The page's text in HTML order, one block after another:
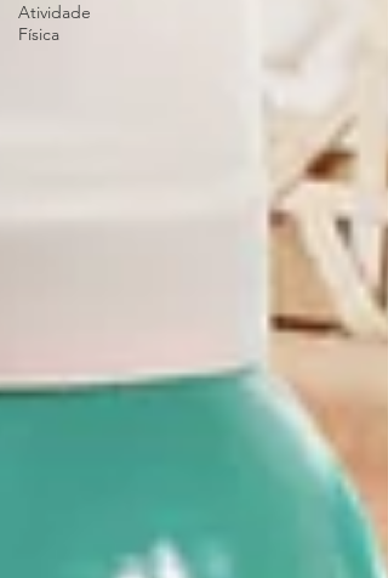
Atividade
Física